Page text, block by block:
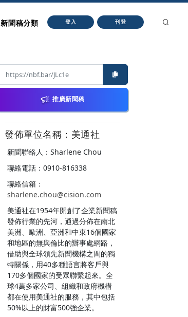
新聞稿分類 登入 刊登
推廣新聞稿
發佈單位名稱：美通社
新聞聯絡人：Sharlene Chou
聯絡電話：0910-816338
聯絡信箱：
sharlene.chou@cision.com
美通社在1954年開創了企業新聞稿
發佈行業的先河，通過分佈在南北
美洲、歐洲、亞洲和中東16個國家
和地區的無與倫比的辦事處網路，
借助與全球領先新聞機構之間的獨
特關係，用40多種語言將客戶與
170多個國家的受眾聯繫起來。全
球4萬多家公司、組織和政府機構
都在使用美通社的服務，其中包括
50%以上的財富500強企業。